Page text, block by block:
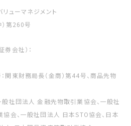
ューマネジメント
第260号
会社）：
東財務局長（金商）第44号、商品先物
般社団法人 金融先物取引業協会、一般社
会、一般社団法人 日本STO協会、日本